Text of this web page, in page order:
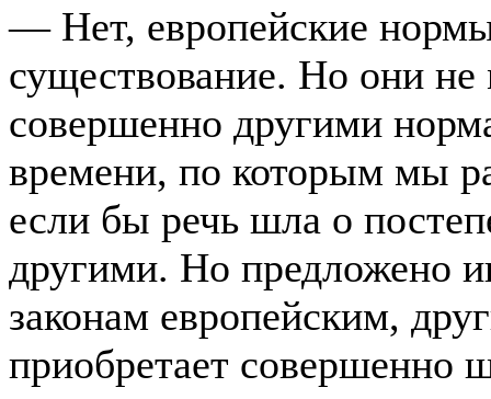
— Нет, европейские
существование. Но они не
совершенно другими
времени, по которым мы
если бы речь шла о
другими. Но предложено
законам европейским,
приобретает совершенно